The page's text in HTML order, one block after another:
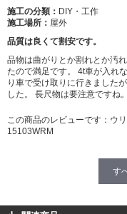
施工の分類： DIY・工作
施工場所： 屋外
品質は良くて割安です。
品物は曲がりとか割れとか汚
たので満足です。 4t車が入れ
り車で受け取りに行きました
した。 長尺物は要注意ですね。
この商品のレビューです： ウ
15103WRM
す